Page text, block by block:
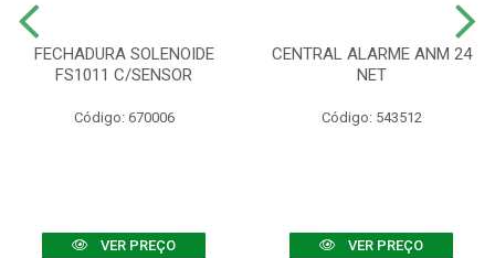
FECHADURA SOLENOIDE
FS1011 C/SENSOR
Código: 670006
VER PREÇO
CENTRAL ALARME ANM 24
NET
Código: 543512
VER PREÇO